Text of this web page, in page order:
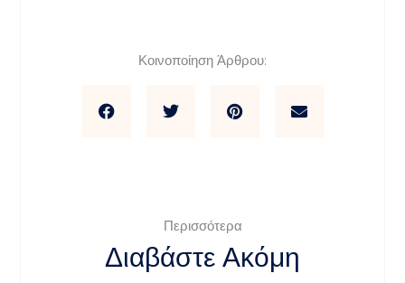
Κοινοποίηση Άρθρου:
Περισσότερα
Διαβάστε Ακόμη